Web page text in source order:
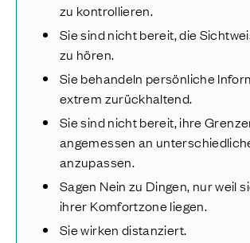
zu kontrollieren.
Sie sind nicht bereit, die
zu hören.
Sie behandeln persönliche
extrem zurückhaltend.
Sie sind nicht bereit, ihre
angemessen an
anzupassen.
Sagen Nein zu Dingen, nur weil
ihrer Komfortzone liegen.
Sie wirken distanziert.